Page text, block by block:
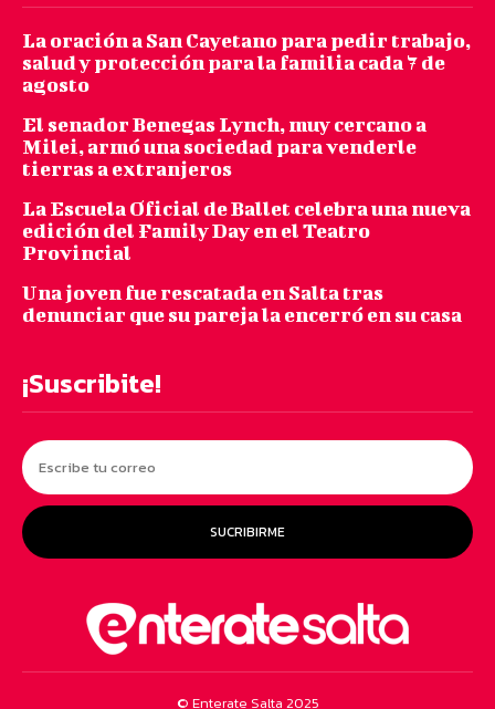
La oración a San Cayetano para pedir trabajo,
salud y protección para la familia cada 7 de
agosto
El senador Benegas Lynch, muy cercano a
Milei, armó una sociedad para venderle
tierras a extranjeros
La Escuela Oficial de Ballet celebra una nueva
edición del Family Day en el Teatro
Provincial
Una joven fue rescatada en Salta tras
denunciar que su pareja la encerró en su casa
¡Suscribite!
SUCRIBIRME
© Enterate Salta 2025